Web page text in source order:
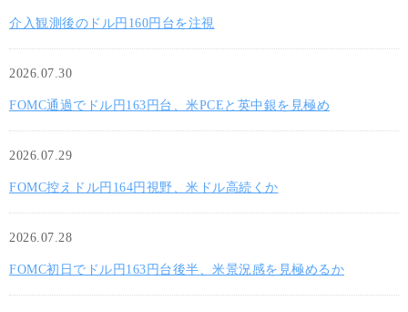
介入観測後のドル円160円台を注視
2026.07.30
FOMC通過でドル円163円台、米PCEと英中銀を見極め
2026.07.29
FOMC控えドル円164円視野、米ドル高続くか
2026.07.28
FOMC初日でドル円163円台後半、米景況感を見極めるか